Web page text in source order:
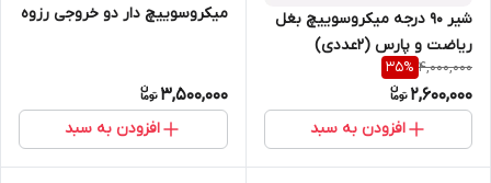
شیر 90 درجه میکروسوییچ بغل
ریاضت و پارس (2عددی)
4,000,000
35%
2,600,000
افزودن به سبد
میکروسوییچ دار دو خروجی رزوه
3,500,000
افزودن به سبد